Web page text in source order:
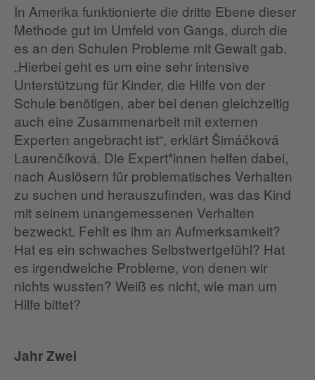
In Amerika funktionierte die dritte Ebene dieser
Methode gut im Umfeld von Gangs, durch die
es an den Schulen Probleme mit Gewalt gab.
„Hierbei geht es um eine sehr intensive
Unterstützung für Kinder, die Hilfe von der
Schule benötigen, aber bei denen gleichzeitig
auch eine Zusammenarbeit mit externen
Experten angebracht ist“, erklärt Šimáčková
Laurenčíková. Die Expert*innen helfen dabei,
nach Auslösern für problematisches Verhalten
zu suchen und herauszufinden, was das Kind
mit seinem unangemessenen Verhalten
bezweckt. Fehlt es ihm an Aufmerksamkeit?
Hat es ein schwaches Selbstwertgefühl? Hat
es irgendwelche Probleme, von denen wir
nichts wussten? Weiß es nicht, wie man um
Hilfe bittet?
Jahr Zwei